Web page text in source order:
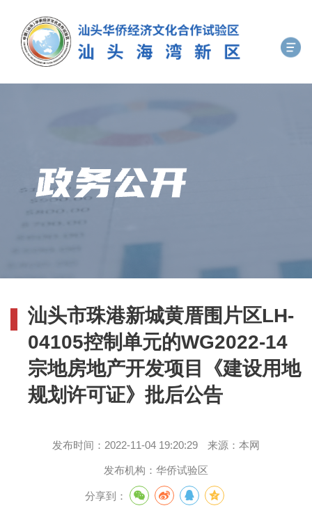
汕头市珠港新城黄厝围片区LH-
04105控制单元的WG2022-14
宗地房地产开发项目《建设用地
规划许可证》批后公告
发布时间： 2022-11-04 19:20:29 来源： 本网
发布机构： 华侨试验区
分享到：